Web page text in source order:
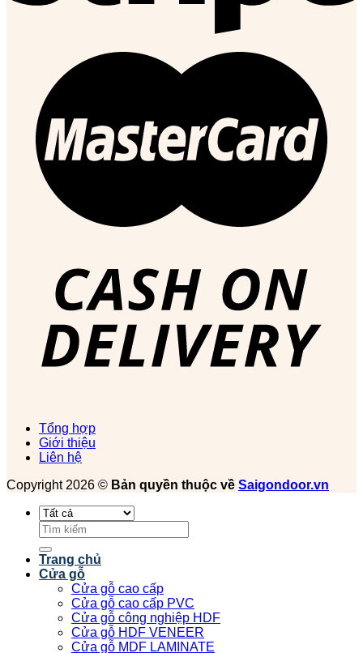
Tổng hợp
Giới thiệu
Liên hệ
Copyright 2026 © Bản quyền thuộc về Saigondoor.vn
Tìm
kiếm:
Trang chủ
Cửa gỗ
Cửa gỗ cao cấp
Cửa gỗ cao cấp PVC
Cửa gỗ công nghiệp HDF
Cửa gỗ HDF VENEER
Cửa gỗ MDF LAMINATE